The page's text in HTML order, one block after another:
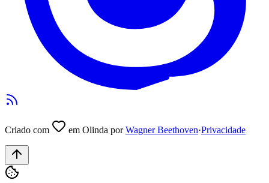
Criado com em Olinda porWagner Beethoven·Privacidade